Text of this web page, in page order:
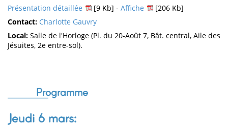
Présentation détaillée
[9 Kb] - Affiche
[206 Kb]
Contact: Charlotte Gauvry
Local: Salle de l'Horloge (Pl. du 20-Août 7, Bât. central, Aile des
Jésuites, 2e entre-sol).
Programme
Jeudi 6 mars: